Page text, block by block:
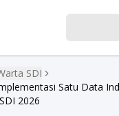
SDI
menu
Satu Data
2026